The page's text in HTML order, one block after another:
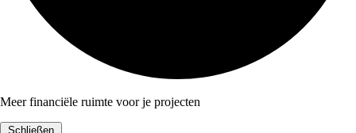
Meer financiële ruimte voor je projecten
Schließen